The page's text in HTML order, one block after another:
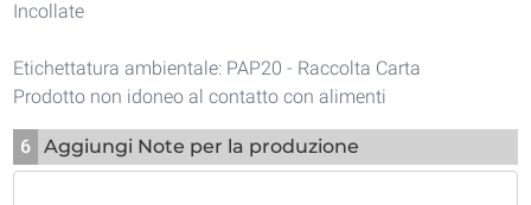
Incollate
Etichettatura ambientale: PAP20 - Raccolta Carta
Prodotto non idoneo al contatto con alimenti
6 Aggiungi Note per la produzione